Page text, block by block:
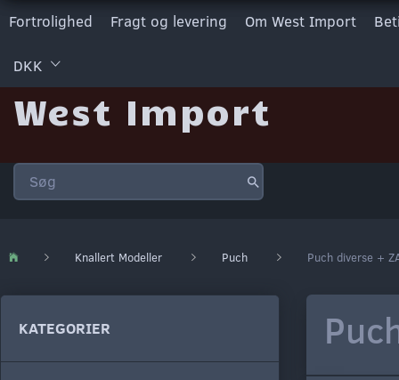
Fortrolighed Fragt og levering Om West Import
DKK
West Import
Knallert Modeller Puch Puch diverse +
KATEGORIER